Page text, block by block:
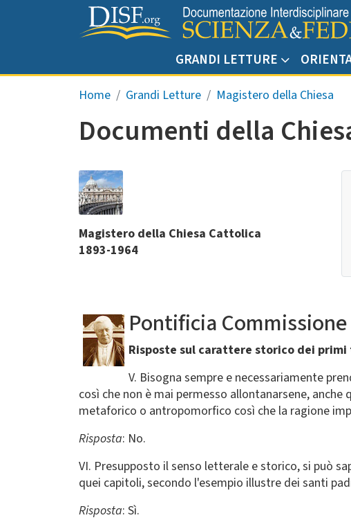
Salta al contenuto principale
GRANDI LETTURE
Briciole di pane
Home Grandi Letture Magistero della Chiesa
Documenti della
Magistero della Chiesa Cattolica
1893-1964
Pontificia
Risposte sul carattere storico dei
V. Bisogna sempre e necessariamente
così che non è mai permesso allontanarsene,
metaforico o antropomorfico così che la ragione
Risposta: No.
VI. Presupposto il senso letterale e storico, si può
quei capitoli, secondo l'esempio illustre dei santi
Risposta: Sì.